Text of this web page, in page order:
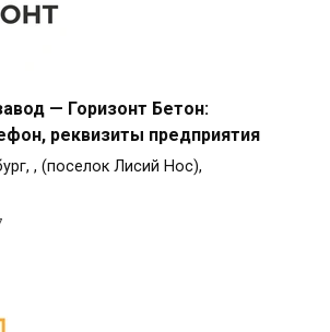
— Горизонт Бетон:
реквизиты предприятия
, (поселок Лисий Нос),